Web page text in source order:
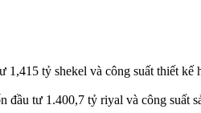
tỷ shekel và công suất thiết kế
tư 1.400,7 tỷ riyal và công suất